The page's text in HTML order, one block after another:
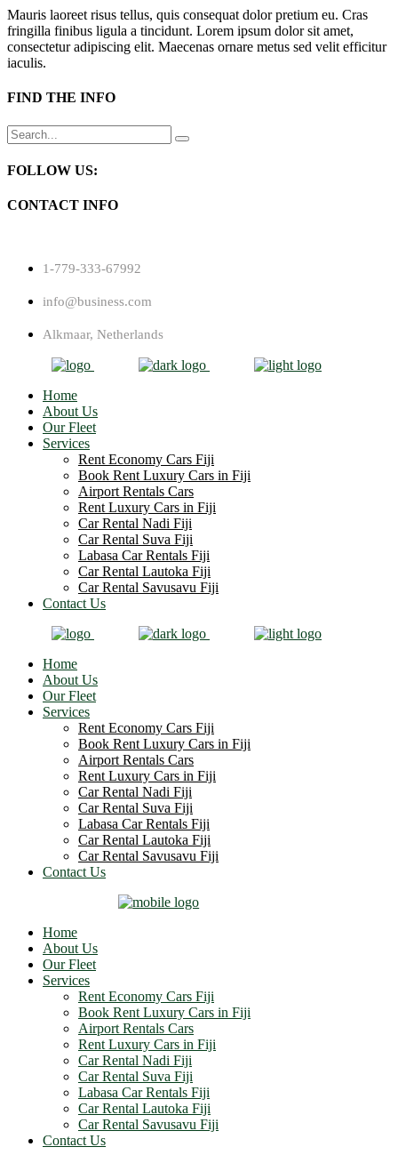
Mauris laoreet risus tellus, quis consequat dolor pretium eu. Cras
fringilla finibus ligula a tincidunt. Lorem ipsum dolor sit amet,
consectetur adipiscing elit. Maecenas ornare metus sed velit efficitur
iaculis.
FIND THE INFO
Search
for:
FOLLOW US:
CONTACT INFO
1-779-333-67992
info@business.com
Alkmaar, Netherlands
Home
About Us
Our Fleet
Services
Rent Economy Cars Fiji
Book Rent Luxury Cars in Fiji
Airport Rentals Cars
Rent Luxury Cars in Fiji
Car Rental Nadi Fiji
Car Rental Suva Fiji
Labasa Car Rentals Fiji
Car Rental Lautoka Fiji
Car Rental Savusavu Fiji
Contact Us
Home
About Us
Our Fleet
Services
Rent Economy Cars Fiji
Book Rent Luxury Cars in Fiji
Airport Rentals Cars
Rent Luxury Cars in Fiji
Car Rental Nadi Fiji
Car Rental Suva Fiji
Labasa Car Rentals Fiji
Car Rental Lautoka Fiji
Car Rental Savusavu Fiji
Contact Us
Home
About Us
Our Fleet
Services
Rent Economy Cars Fiji
Book Rent Luxury Cars in Fiji
Airport Rentals Cars
Rent Luxury Cars in Fiji
Car Rental Nadi Fiji
Car Rental Suva Fiji
Labasa Car Rentals Fiji
Car Rental Lautoka Fiji
Car Rental Savusavu Fiji
Contact Us